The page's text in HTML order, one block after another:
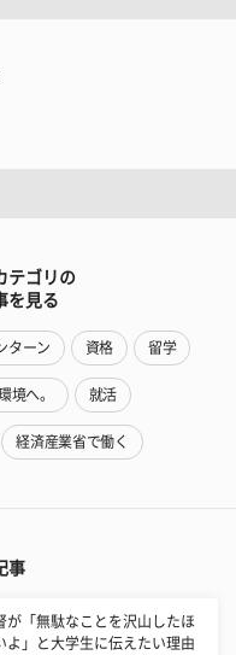
テゴリの
を見る
ターン 資格 留学
境へ。 就活
経済産業省で働く
事
が「無駄なことを沢山したほ
よ」と大学生に伝えたい理由